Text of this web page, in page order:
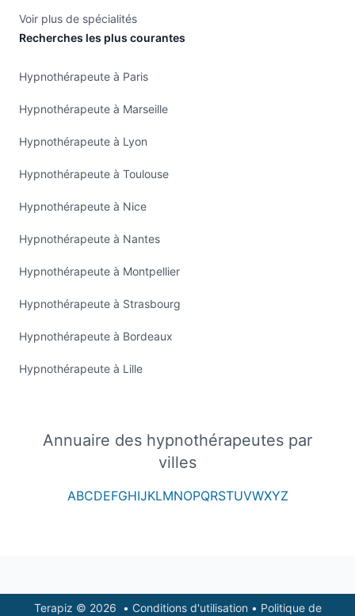
Voir plus de spécialités
Recherches les plus courantes
Hypnothérapeute à Paris
Hypnothérapeute à Marseille
Hypnothérapeute à Lyon
Hypnothérapeute à Toulouse
Hypnothérapeute à Nice
Hypnothérapeute à Nantes
Hypnothérapeute à Montpellier
Hypnothérapeute à Strasbourg
Hypnothérapeute à Bordeaux
Hypnothérapeute à Lille
Annuaire des hypnothérapeutes par
villes
ABCDEFGHIJKLMNOPQRSTUVWXYZ
FooterTerapiz © 2026 • Conditions d'utilisation • Politique de